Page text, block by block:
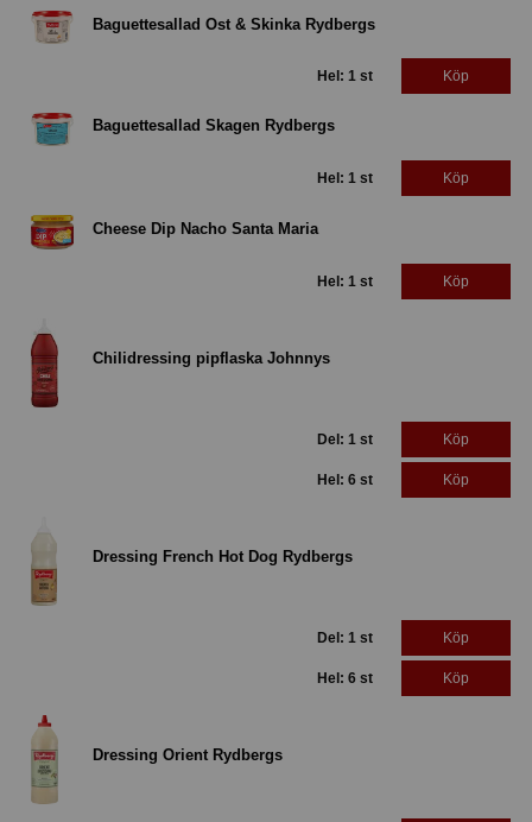
Baguettesallad Ost & Skinka Rydbergs
Hel: 1 st Köp
Baguettesallad Skagen Rydbergs
Hel: 1 st Köp
Cheese Dip Nacho Santa Maria
Hel: 1 st Köp
Chilidressing pipflaska Johnnys
Del: 1 st Köp
Hel: 6 st Köp
Dressing French Hot Dog Rydbergs
Del: 1 st Köp
Hel: 6 st Köp
Dressing Orient Rydbergs